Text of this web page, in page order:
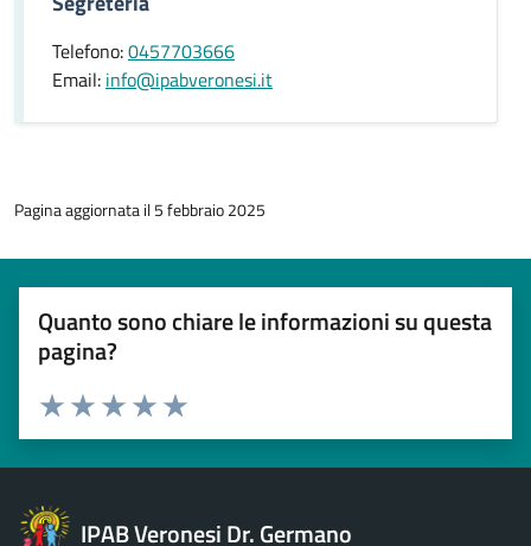
Telefono:0457703666
Email: info@ipabveronesi.it
Pagina aggiornata il 5 febbraio 2025
Quanto sono chiare le informazioni su questa
pagina?
Esprimi una valutazione
Valuta 5 stelle su 5
Valuta 4 stelle su 5
Valuta 3 stelle su 5
Valuta 2 stelle su 5
Valuta 1 stelle su 5
IPAB Veronesi Dr. Germano